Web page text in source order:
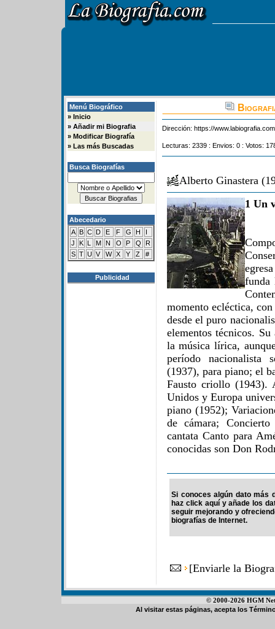
Menú Biográfico
» Inicio
» Añadir mi Biografia
» Modificar Biografía
» Las más Buscadas
Busca Biografías
Abecedario
A B C D E F G H
I
J
K L M N O P Q
R
S T U V W X Y Z #
Publicidad
Dirección: https://
Lecturas: 2339 : Envios: 0 : Votos:
Alberto Ginastera
1 Un
funda
momento ecléctica,
desde el puro
elementos técnicos.
la música lírica,
período nacionalista
(1937), para piano; el
Fausto criollo (1943).
Unidos y Europa
piano (1952);
de cámara;
cantata Canto para
conocidas son Don
Si conoces algún dato más
haz click aquí y añade los
seguir mejorando y
biografías de Internet.
[Enviarle la
© 2000-2026 HGM
Al visitar estas páginas, acepta los